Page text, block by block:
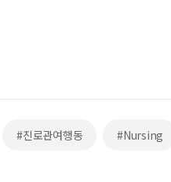
#진로관여행동 #Nursing